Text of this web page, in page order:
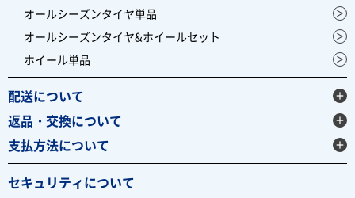
オールシーズンタイヤ単品
オールシーズンタイヤ&ホイールセット
ホイール単品
配送について
返品・交換について
支払方法について
セキュリティについて